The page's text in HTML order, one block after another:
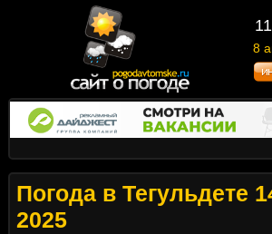
11
8
Погода в Тегульдете
2025